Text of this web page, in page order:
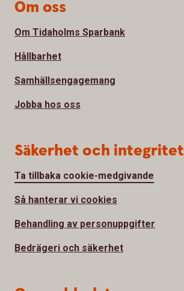
Om oss
Om Tidaholms Sparbank
Hållbarhet
Samhällsengagemang
Jobba hos oss
Säkerhet och integritet
Ta tillbaka cookie-medgivande
Så hanterar vi cookies
Behandling av personuppgifter
Bedrägeri och säkerhet